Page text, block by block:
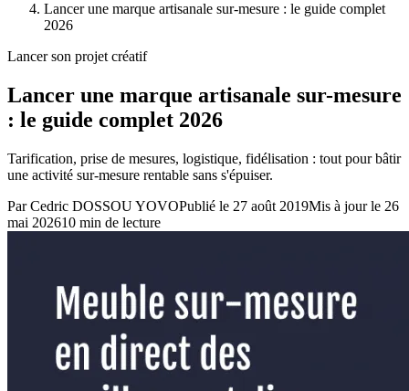
Lancer une marque artisanale sur-mesure : le guide complet
2026
Lancer son projet créatif
Lancer une marque artisanale sur-mesure
: le guide complet 2026
Tarification, prise de mesures, logistique, fidélisation : tout pour bâtir
une activité sur-mesure rentable sans s'épuiser.
ParCedric DOSSOU YOVOPublié le 27 août 2019Mis à jour le 26
mai 202610 min de lecture